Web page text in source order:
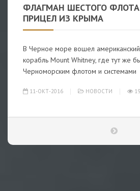
ФЛАГМАН ШЕСТОГО
ПРИЦЕЛ ИЗ КРЫМА
В Черное море вошел
корабль Mount Whitney, где тут же
Черноморским флотом и системами
11-ОКТ-2016 НОВОСТИ